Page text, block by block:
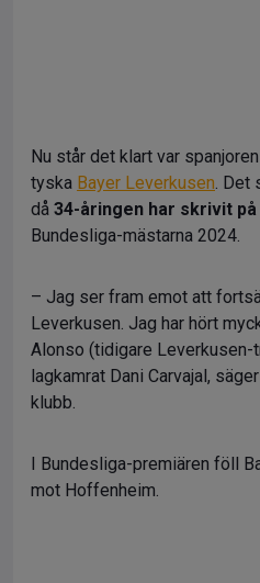
Nu står det klart var
tyska Bayer Leverkusen. Det
då 34-åringen har skrivit
Bundesliga-mästarna 2024.
– Jag ser fram emot att
Leverkusen. Jag har hört
Alonso (tidigare Leverkusen-
lagkamrat Dani Carvajal,
klubb.
I Bundesliga-premiären föll
mot Hoffenheim.